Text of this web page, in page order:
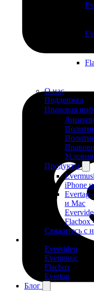
О нас
Поддержка
Правовая
Продукты
iPhone
Evertag
и Mac
Flacbox
Свяжитесь с
Evervideo
Evermusic
Flacbox
Evertag
Блог